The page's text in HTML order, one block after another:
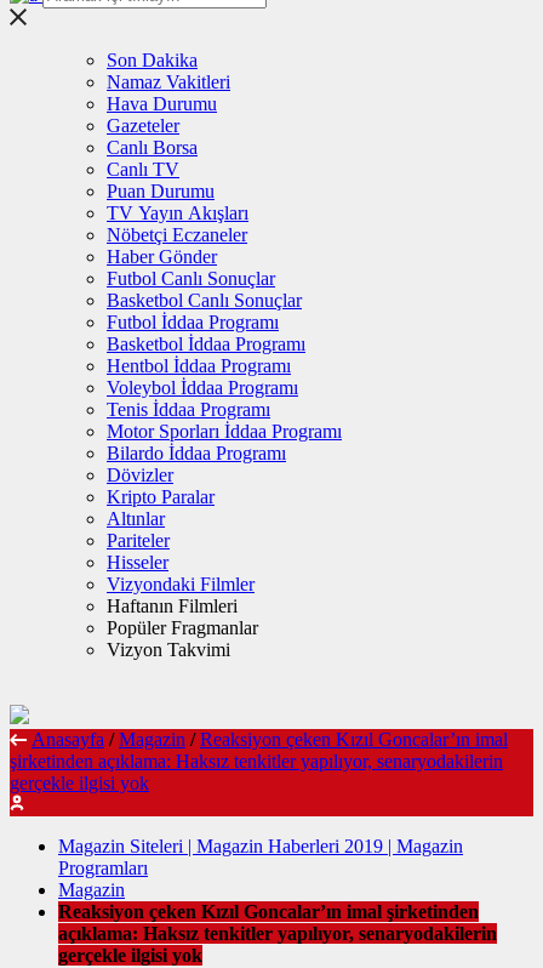
Son Dakika
Namaz Vakitleri
Hava Durumu
Gazeteler
Canlı Borsa
Canlı TV
Puan Durumu
TV Yayın Akışları
Nöbetçi Eczaneler
Haber Gönder
Futbol Canlı Sonuçlar
Basketbol Canlı Sonuçlar
Futbol İddaa Programı
Basketbol İddaa Programı
Hentbol İddaa Programı
Voleybol İddaa Programı
Tenis İddaa Programı
Motor Sporları İddaa Programı
Bilardo İddaa Programı
Dövizler
Kripto Paralar
Altınlar
Pariteler
Hisseler
Vizyondaki Filmler
Haftanın Filmleri
Popüler Fragmanlar
Vizyon Takvimi
Anasayfa / Magazin / Reaksiyon çeken Kızıl Goncalar’ın imal
şirketinden açıklama: Haksız tenkitler yapılıyor, senaryodakilerin
gerçekle ilgisi yok
Magazin Siteleri | Magazin Haberleri 2019 | Magazin
Programları
Magazin
Reaksiyon çeken Kızıl Goncalar’ın imal şirketinden
açıklama: Haksız tenkitler yapılıyor, senaryodakilerin
gerçekle ilgisi yok